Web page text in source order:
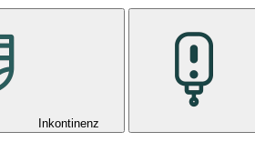
Inkontinenz